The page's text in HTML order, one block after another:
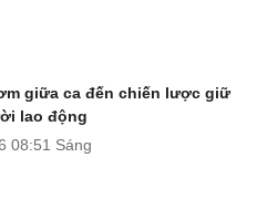
giữa ca đến chiến lược giữ
lao động
08:51 Sáng